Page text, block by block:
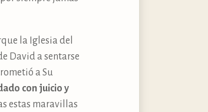
la Iglesia del
David a sentarse
a Su
con juicio y
estas maravillas